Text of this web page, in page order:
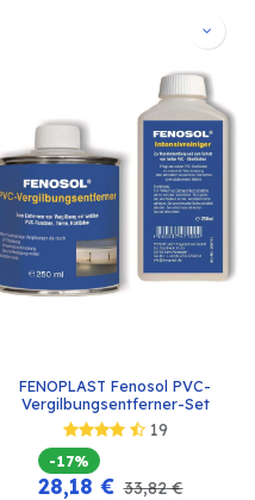
FENOPLAST Fenosol PVC-
Vergilbungsentferner-Set
19
-17%
28,18 € 33,82€